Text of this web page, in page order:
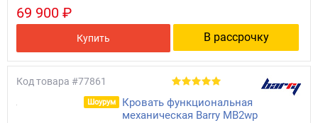
69 900 ₽
Купить В рассрочку
Код товара #77861
Шоурум
Кровать функциональная
механическая Barry MB2wp